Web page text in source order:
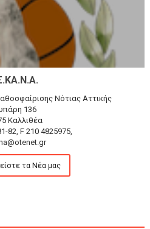
Νότιας Αττικής
136
Καλλιθέα
82, F 210 4825975,
τα Νέα μας